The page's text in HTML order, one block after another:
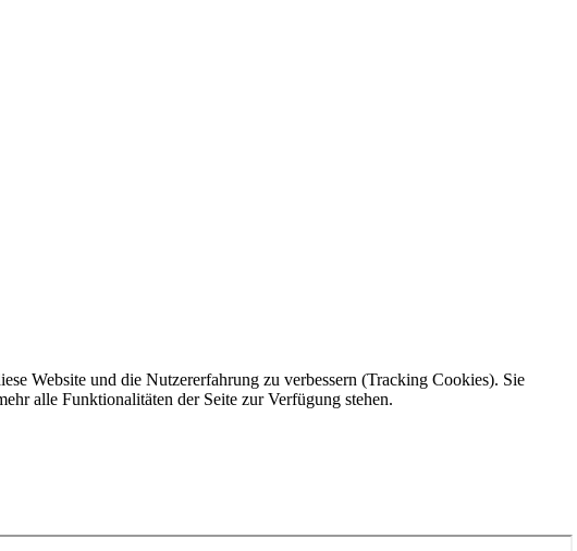
Website und die Nutzererfahrung zu verbessern (Tracking Cookies). Sie
alle Funktionalitäten der Seite zur Verfügung stehen.